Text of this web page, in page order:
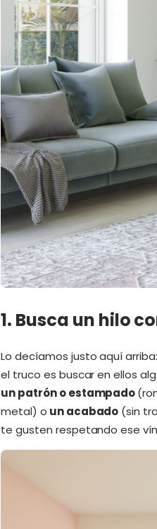
1. Busca un hilo
Lo decíamos justo aquí
el truco es buscar en ellos
un patrón o estampado
metal) o un acabado (sin
te gusten respetando ese